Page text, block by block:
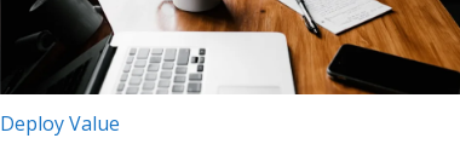
Categorie articolo:
Deploy Value